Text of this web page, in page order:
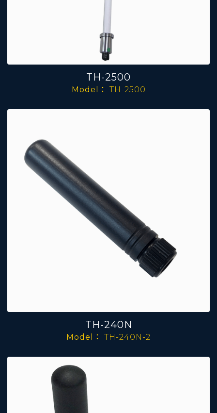
TH-2500
Model： TH-2500
TH-240N
Model： TH-240N-2